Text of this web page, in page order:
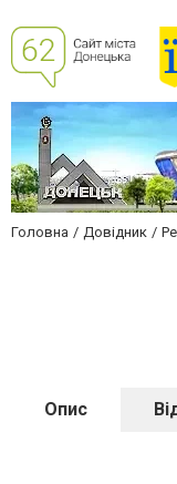
Головна Довідник
Опис